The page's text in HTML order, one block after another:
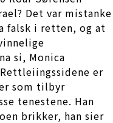
Det var mistanke
falsk i retten, og at
si, Monica
er
som tilbyr
tenestene. Han
brikker, han sier